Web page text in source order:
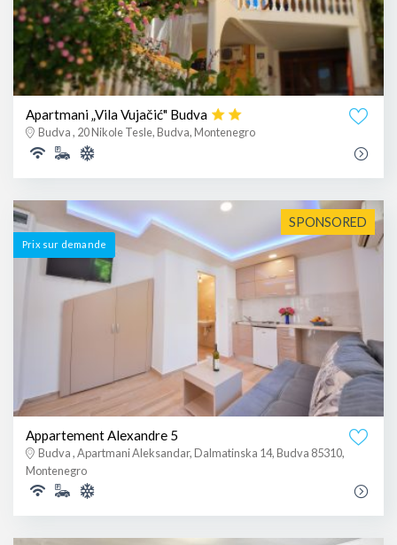
Apartmani „Vila Vujačić" Budva
Budva , 20 Nikole Tesle, Budva, Montenegro
SPONSORED
Prix ​​sur demande
Appartement Alexandre 5
Budva , Apartmani Aleksandar, Dalmatinska 14, Budva 85310,
Montenegro